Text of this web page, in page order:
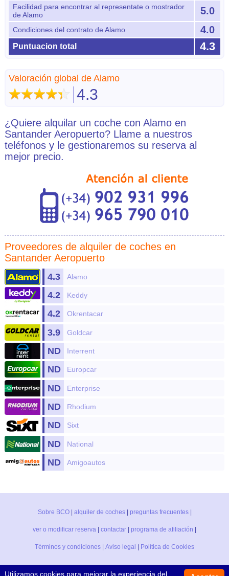
Facilidad para encontrar al representate o mostrador
de Alamo
5.0
Condiciones del contrato de Alamo 4.0
Puntuacion total 4.3
Valoración global de Alamo
4.3
¿Quiere alquilar un coche con Alamo en
Santander Aeropuerto? Llame a nuestros
teléfonos y le gestionaremos su reserva al
mejor precio.
Proveedores de alquiler de coches en
Santander Aeropuerto
Alamo
4.3
Keddy
4.2
Okrentacar
4.2
Goldcar
3.9
Interrent
ND
Europcar
ND
Enterprise
ND
Rhodium
ND
Sixt
ND
National
ND
Amigoautos
ND
Sobre BCO| alquiler de coches| preguntas frecuentes|
ver o modificar reserva contactar programa de afiliación
Términos y condiciones Aviso legal Política de Cookies
Utilizamos cookies para mejorar la experiencia del